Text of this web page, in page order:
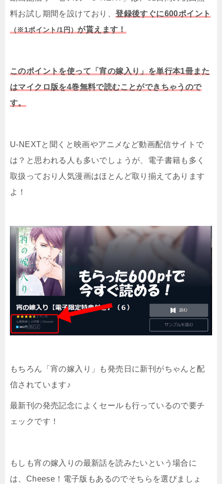
料お試し期間を設けており、登録後すぐに600ポイント
（※1ポイント/1円） が貰えます！
このポイントを使って「宵の嫁入り」を単行本1冊また
はマイクロ版を4巻無料で読むことができちゃうので
す。
U-NEXTと聞くと映画やアニメなど動画配信サイトで
は？と思われる人も多いでしょうが、電子書籍も多く
取扱っており人気漫画はほとんど取り揃えてあります
よ！
もちろん「宵の嫁入り」も発売日に新刊がちゃんと配
信されています♪
最新刊の発売記念によくセールも行っているので要チ
ェックです！
もしも宵の嫁入りの最新話を読みたいという場合に
は、Cheese！電子版もあるのでそちらを選びましょ